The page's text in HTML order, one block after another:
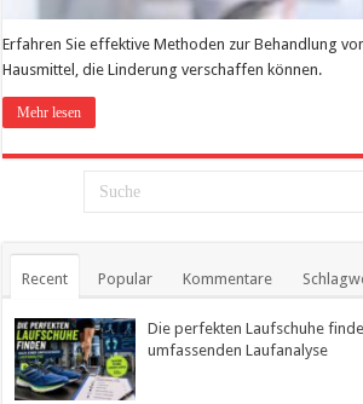
Erfahren Sie effektive Methoden zur Behandlung
Hausmittel, die Linderung verschaffen können.
Mehr lesen
Recent Popular Kommentare
Die perfekten Laufschuhe
umfassenden Laufanalyse